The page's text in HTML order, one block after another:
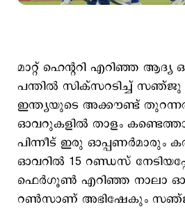
മാറ്റ് ഹെന്ററി എറിഞ്ഞ ആദ്യ
പന്തിൽ സിക്സറടിച്ച്
ഇന്ത്യയുടെ അക്കൗണ്ട്
ഓവറുകളിൽ താളം
പിന്നീട് ഇരു ഓപ്പണർമാരും
ഓവറിൽ 15 റണ്ഡസ്
ഫെർഗൂൺ എറിഞ്ഞ നാലാ
റൺസാണ് അഭിഷേകും